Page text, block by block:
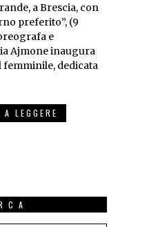
a Brescia, con
preferito”, (9
e
Ajmone inaugura
dedicata
LEGGERE